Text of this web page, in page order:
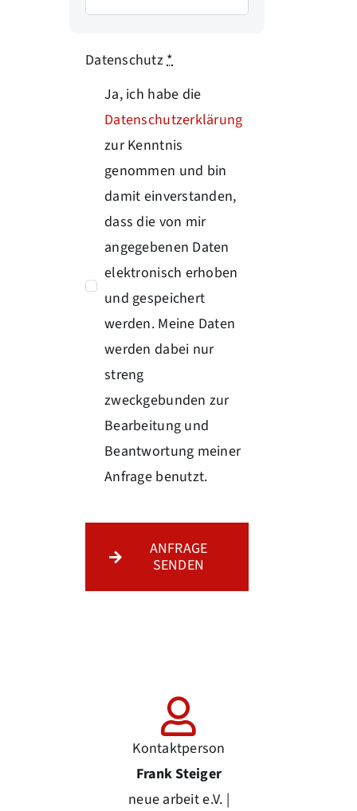
Datenschutz*
Ja, ich habe die
Datenschutzerklärung
zur Kenntnis
genommen und bin
damit einverstanden,
dass die von mir
angegebenen Daten
elektronisch erhoben
und gespeichert
werden. Meine Daten
werden dabei nur
streng
zweckgebunden zur
Bearbeitung und
Beantwortung meiner
Anfrage benutzt.
ANFRAGE
SENDEN
Kontaktperson
Frank Steiger
neue arbeit e.V. |